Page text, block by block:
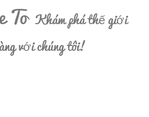
To Khám phá thế giới
với chúng tôi!